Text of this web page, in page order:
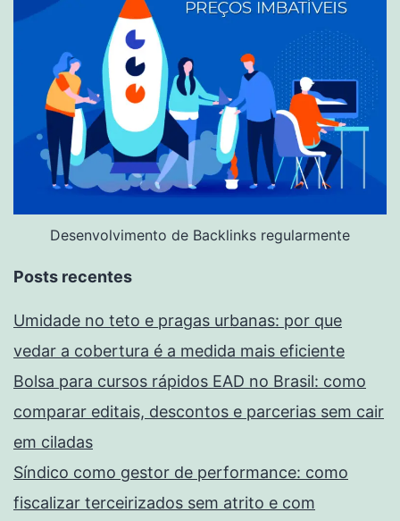
Desenvolvimento de Backlinks regularmente
Posts recentes
Umidade no teto e pragas urbanas: por que
vedar a cobertura é a medida mais eficiente
Bolsa para cursos rápidos EAD no Brasil: como
comparar editais, descontos e parcerias sem cair
em ciladas
Síndico como gestor de performance: como
fiscalizar terceirizados sem atrito e com